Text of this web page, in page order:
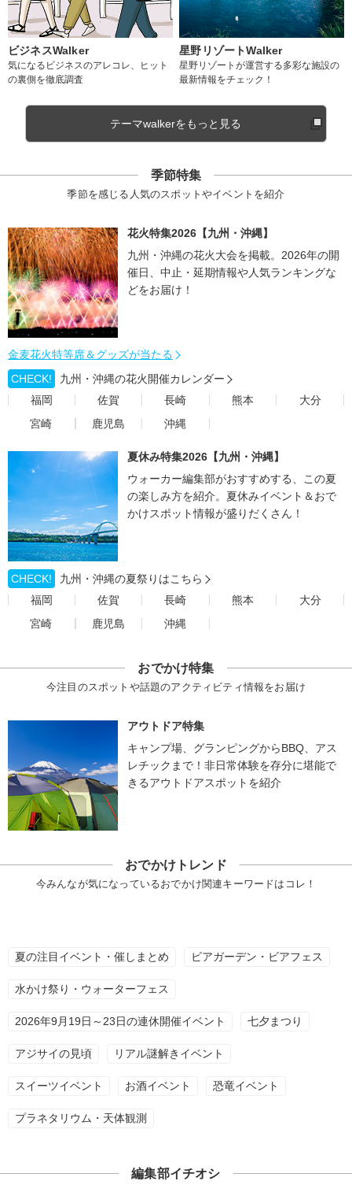
ビジネスWalker
気になるビジネスのアレコレ、ヒット
の裏側を徹底調査
星野リゾートWalker
星野リゾートが運営する多彩な施設の
最新情報をチェック！
テーマwalkerをもっと見る
季節特集
季節を感じる人気のスポットやイベントを紹介
花火特集2026【九州・沖縄】
九州・沖縄の花火大会を掲載。2026年の開
催日、中止・延期情報や人気ランキングな
どをお届け！
金麦花火特等席＆グッズが当たる
CHECK!
九州・沖縄の花火開催カレンダー
福岡
佐賀 長崎 熊本
大分
宮崎
鹿児島 沖縄
夏休み特集2026【九州・沖縄】
ウォーカー編集部がおすすめする、この夏
の楽しみ方を紹介。夏休みイベント＆おで
かけスポット情報が盛りだくさん！
CHECK!
九州・沖縄の夏祭りはこちら
福岡
佐賀 長崎 熊本
大分
宮崎
鹿児島 沖縄
おでかけ特集
今注目のスポットや話題のアクティビティ情報をお届け
アウトドア特集
キャンプ場、グランピングからBBQ、アス
レチックまで！非日常体験を存分に堪能で
きるアウトドアスポットを紹介
おでかけトレンド
今みんなが気になっているおでかけ関連キーワードはコレ！
夏の注目イベント・催しまとめ ビアガーデン・ビアフェス
水かけ祭り・ウォーターフェス
2026年9月19日～23日の連休開催イベント 七夕まつり
アジサイの見頃 リアル謎解きイベント
スイーツイベント お酒イベント 恐竜イベント
プラネタリウム・天体観測
編集部イチオシ